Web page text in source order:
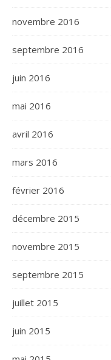
novembre 2016
septembre 2016
juin 2016
mai 2016
avril 2016
mars 2016
février 2016
décembre 2015
novembre 2015
septembre 2015
juillet 2015
juin 2015